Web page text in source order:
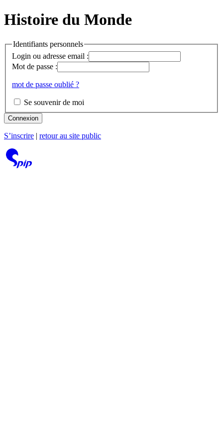
Histoire du Monde
Identifiants personnels
Login ou adresse email :
Mot de passe :
mot de passe oublié ?
Se souvenir de moi
Connexion
S’inscrire retour au site public